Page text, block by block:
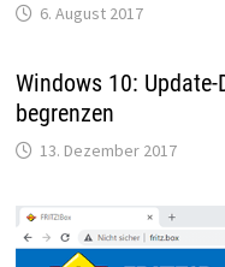
6. August 2017
Windows 10:
begrenzen
13. Dezember 2017